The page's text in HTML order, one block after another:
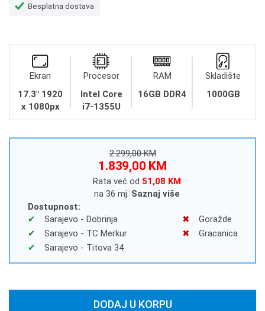
Besplatna dostava
Ekran
17.3" 1920
x 1080px
Procesor
Intel Core
i7-1355U
RAM
16GB DDR4
Skladište
1000GB
2.299,00 KM
1.839,00 KM
Rata već od 51,08 KM
na 36 mj. Saznaj više
Dostupnost:
Sarajevo - Dobrinja
Sarajevo - TC Merkur
Sarajevo - Titova 34
Goražde
Gracanica
DODAJ U KORPU